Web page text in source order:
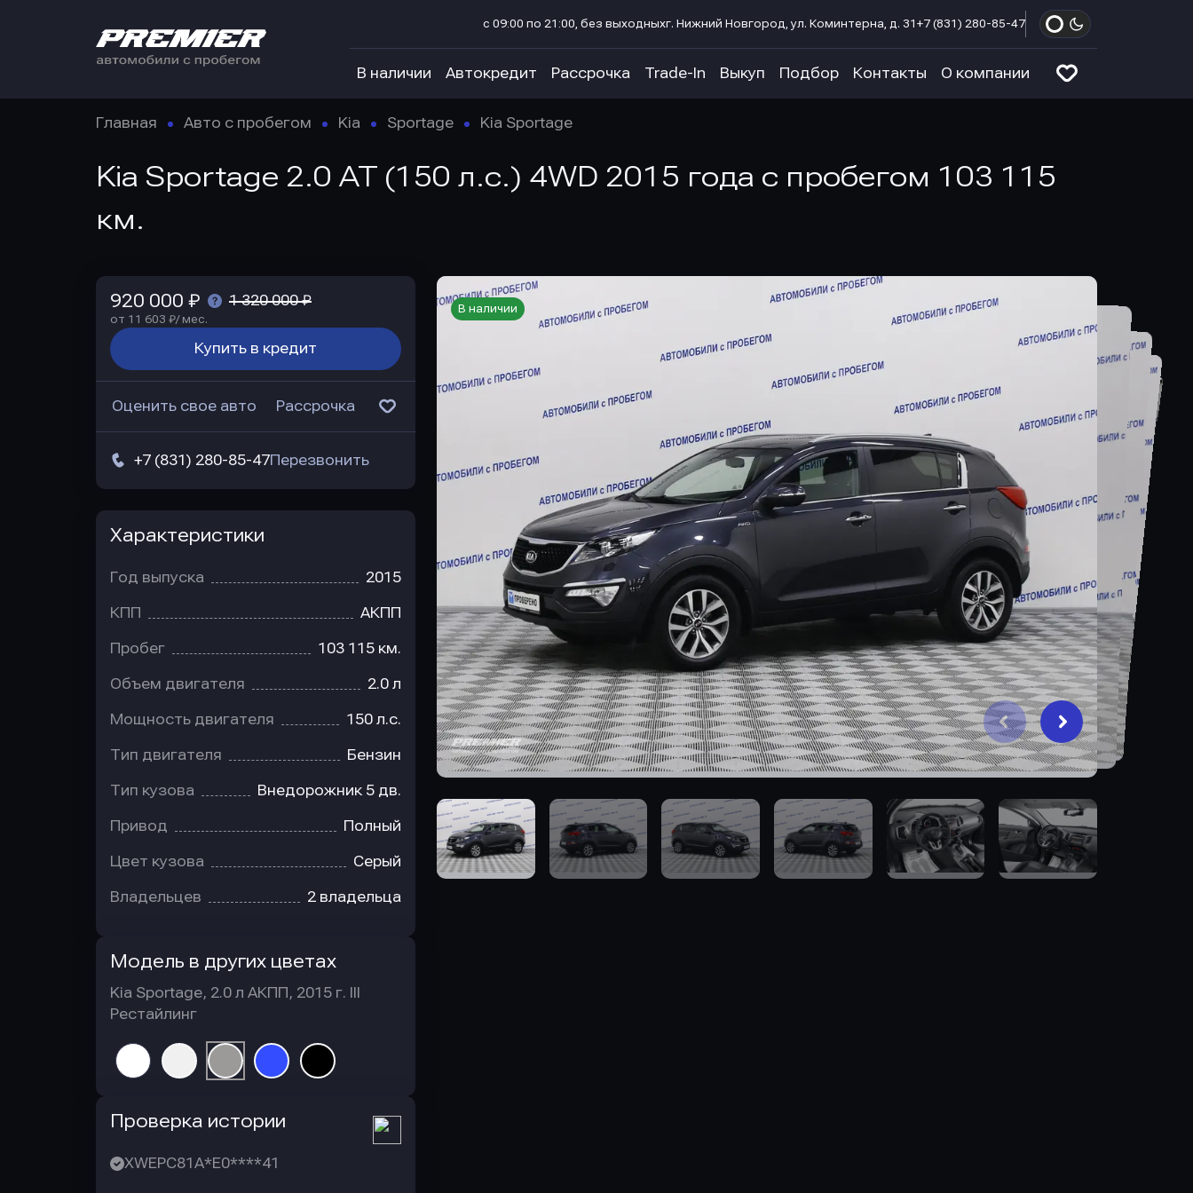
с 09:00 по 21:00, без выходныхг. Нижний Новгород, ул. Коминтерна, д. 31 +7 (831) 280-85-47
В наличии Автокредит Рассрочка Trade-In Выкуп Подбор Контакты О компании
Главная Авто с пробегом Kia Sportage Kia Sportage
Kia Sportage 2.0 AT (150 л.с.) 4WD 2015 года с пробегом 103 115
км.
В наличии
920 000 ₽ 1 320 000 ₽
от 11 603 ₽/ мес.
Купить в кредит
Оценить свое авто Рассрочка
+7 (831) 280-85-47Перезвонить
Характеристики
Год выпуска 2015
КПП АКПП
Пробег 103 115 км.
Объем двигателя 2.0 л
Мощность двигателя 150 л.с.
Тип двигателя Бензин
Тип кузова Внедорожник 5 дв.
Привод Полный
Цвет кузова Серый
Владельцев 2 владельца
Модель в других цветах
Kia Sportage, 2.0 л АКПП, 2015 г. III
Рестайлинг
Проверка истории
XWEPC81A*E0****41